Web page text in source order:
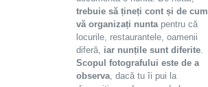
trebuie să țineți cont și de cum
vă organizați nuntapentru că
locurile, restaurantele, oamenii
diferă, iar nunțile sunt diferite.
Scopul fotografului este de a
observa, dacă tu îi pui la